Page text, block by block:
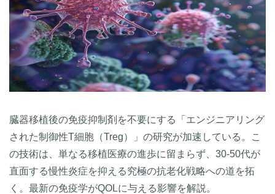
臓器移植後の免疫抑制剤を不要にする「エンジニアリング
された制御性T細胞（Treg）」の研究が加速している。こ
の技術は、単なる移植医療の進歩に留まらず、30-50代が
直面する慢性炎症を抑える究極の抗老化戦略への道を拓
く。最新の免疫学がQOLに与える影響を解説。